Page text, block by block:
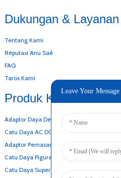
Dukungan & Layanan
Tentang Kami
Réputasi Anu Saé
FAQ
Taros Kami
Produk Kami
Adaptor Daya Desktop
Catu Daya AC DC
Adaptor Pemasangan Tembok
Catu Daya Pigura Kabuka
Catu Daya Super Ipis
Leave Your Message